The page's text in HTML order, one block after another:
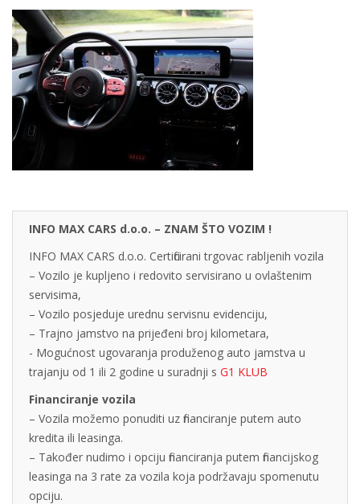
INFO MAX CARS d.o.o. – ZNAM ŠTO VOZIM !
INFO MAX CARS d.o.o. Certificirani trgovac rabljenih vozila
– Vozilo je kupljeno i redovito servisirano u ovlaštenim
servisima,
– Vozilo posjeduje urednu servisnu evidenciju,
– Trajno jamstvo na prijeđeni broj kilometara,
- Mogućnost ugovaranja produženog auto jamstva u
trajanju od 1 ili 2 godine u suradnji s G1 KLUB
Financiranje vozila
– Vozila možemo ponuditi uz financiranje putem auto
kredita ili leasinga.
– Također nudimo i opciju financiranja putem financijskog
leasinga na 3 rate za vozila koja podržavaju spomenutu
opciju.